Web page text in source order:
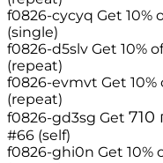
f0826-cycyq Get 10%
(single)
f0826-d5slv Get 10%
(repeat)
f0826-evmvt Get 10%
(repeat)
f0826-gd3sg Get 710
#66 (self)
f0826-ghi0n Get 10%